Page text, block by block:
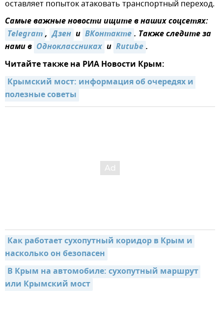
оставляет попыток атаковать транспортный переход.
Самые важные новости ищите в наших соцсетях:
Telegram, Дзен и ВКонтакте. Также следите за
нами в Одноклассниках и Rutube.
Читайте также на РИА Новости Крым:
Крымский мост: информация об очередях и
полезные советы
Как работает сухопутный коридор в Крым и
насколько он безопасен
В Крым на автомобиле: сухопутный маршрут
или Крымский мост